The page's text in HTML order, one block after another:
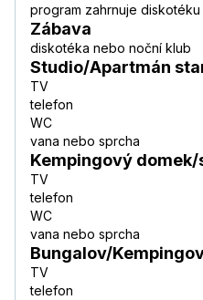
program zahrnuje diskotéku
Zábava
diskotéka nebo noční klub
Studio/Apartmán
TV
telefon
WC
vana nebo sprcha
Kempingový
TV
telefon
WC
vana nebo sprcha
Bungalov/
TV
telefon